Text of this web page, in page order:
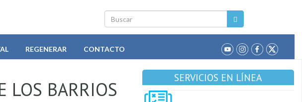
Buscar
REGENERAR CONTACTO
LOS BARRIOS
SERVICIOS EN LÍNEA